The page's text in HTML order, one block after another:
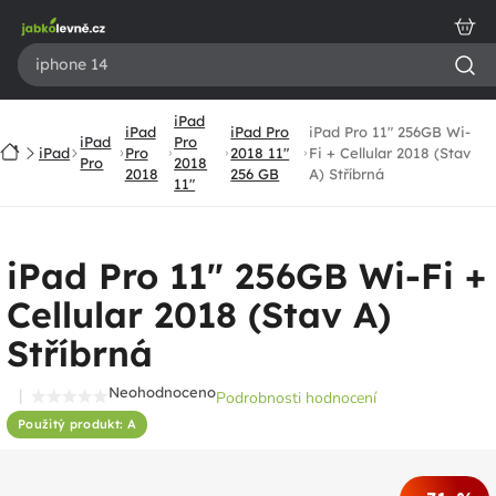
obsah
DomůiPad
iPad
Pro
iPad
Pro
2018
iPad
Pro
2018
11"
iPad Pro
2018 11"
256 GB
iPad Pro 11" 256GB Wi-
Fi + Cellular 2018 (Stav
A) Stříbrná
iPad Pro 11" 256GB Wi-Fi +
Cellular 2018 (Stav A)
Stříbrná
Použitý produkt: A
Průměrné
hodnocení
NeohodnocenoPodrobnosti hodnocení